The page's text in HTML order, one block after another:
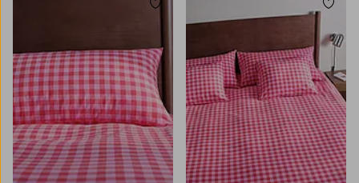
Lisää suosikkeihin Lisää